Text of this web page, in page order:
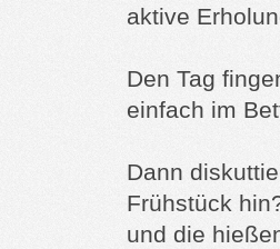
aktive
Den Tag
einfach im
Dann
Frühstück
und die